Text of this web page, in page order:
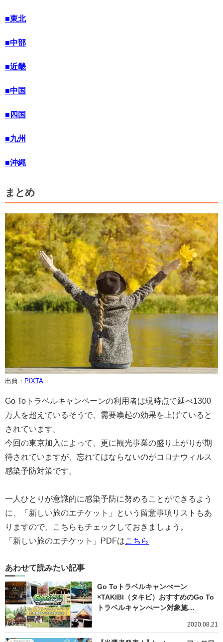
■東北
■中部
■近畿
■中国
■四国
■九州
■沖縄
まとめ
出典： PIXTA
Go Toトラベルキャンペーンの利用者は現時点で延べ1300
万人を超えているそうで、需要喚起の効果を上げていると
されています。
今回の東京加入によって、更に観光事業の盛り上がりが期
待されていますが、忘れてはならないのがコロナウィルス
感染予防対策です。
一人ひとりが意識的に感染予防に努めることができるよう
に、「新しい旅のエチケット」という留意事項リストもあ
りますので、こちらもチェックしておきましょう。
「新しい旅のエチケット」PDFはこちら
あわせて読みたい記事
Go Toトラベルキャンぺーン
×TAKIBI（タキビ）おすすめのGo To
トラベルキャンぺーン対象施…
2020.08.21